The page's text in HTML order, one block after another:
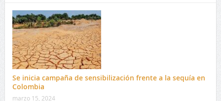
Se inicia campaña de sensibilización frente a la sequía en
Colombia
marzo 15, 2024